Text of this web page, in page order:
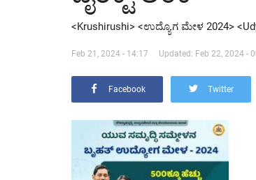
<Krushirushi> <ಉದ್ಯೊಗ ಮೇಳ 2024>
Feb 21, 2024 - 14:17 Updated: Feb 22, 2024 -
Facebook Twitter